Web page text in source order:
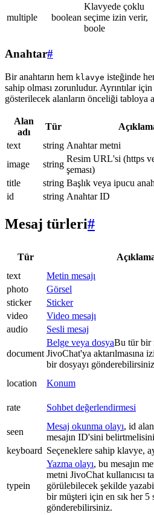
multiple boolean
Klavyede çoklu
seçime izin verir,
boole
Anahtar#
Bir anahtarın hem klavye isteğinde
sahip olması zorunludur. Ayrıntılar için
gösterilecek alanların önceliği tabloya
Alan
adı
Tür
text
string Anahtar metni
image
string
Resim URL'si (https
şeması)
title
string Başlık veya ipucu
id
string Anahtar ID
Mesaj türleri#
Tür
text
Metin mesajı
photo
Görsel
sticker
Sticker
video
Video mesajı
audio
Sesli mesaj
document
Belge veya dosyaBu tür bir
JivoChat'ya aktarılmasına
bir dosyayı
location Konum
rate
Sohbet değerlendirmesi
seen
Mesaj okunma olayı, id
mesajın ID'sini
keyboard Seçeneklere sahip klavye,
typein
Yazma olayı, bu mesajın
metni JivoChat kullanıcısı
görülebilecek şekilde
bir müşteri için en sık her 5
gönderebilirsiniz.